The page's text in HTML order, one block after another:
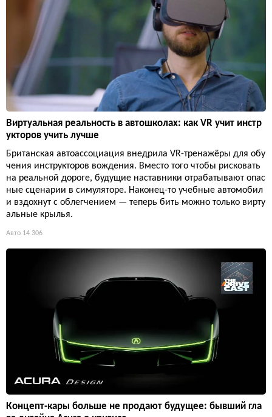
Виртуальная реальность в автошколах: как VR учит инстр
укторов учить лучше
Британская автоассоциация внедрила VR-тренажёры для обу
чения инструкторов вождения. Вместо того чтобы рисковать
на реальной дороге, будущие наставники отрабатывают опас
ные сценарии в симуляторе. Наконец-то учебные автомобил
и вздохнут с облегчением — теперь бить можно только вирту
альные крылья.
Авто 14 306
Концепт-кары больше не продают будущее: бывший гла